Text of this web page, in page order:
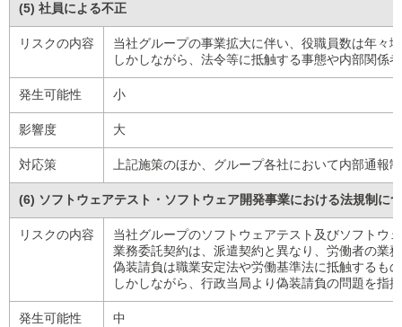
(5) 社員による不正
リスクの内容
当社グループの事業拡大に伴い、役職員数は年々
しかしながら、法令等に抵触する事態や内部関係
発生可能性 小
影響度 大
対応策 上記施策のほか、グループ各社において内部通報
(6) ソフトウェアテスト・ソフトウェア開発事業における法規制に
リスクの内容
当社グループのソフトウェアテスト及びソフトウ
業務委託契約は、派遣契約と異なり、労働者の業
偽装請負は職業安定法や労働基準法に抵触するも
しかしながら、行政当局より偽装請負の問題を指
発生可能性 中